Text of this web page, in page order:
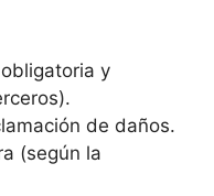
y
de daños.
(según la